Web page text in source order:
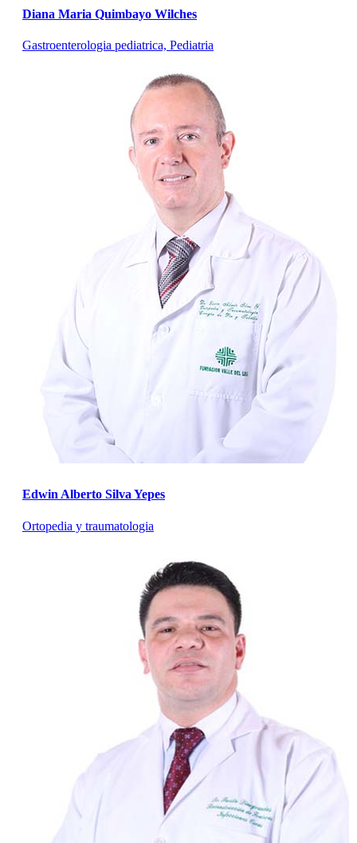
Diana Maria Quimbayo Wilches
Gastroenterologia pediatrica, Pediatria
Edwin Alberto Silva Yepes
Ortopedia y traumatologia